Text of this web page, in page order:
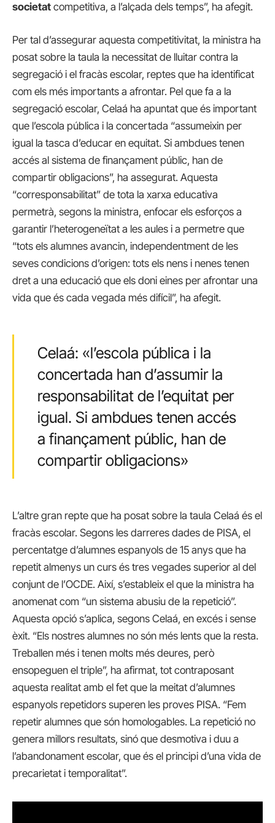
societat competitiva, a l’alçada dels temps”, ha afegit.
Per tal d’assegurar aquesta competitivitat, la ministra ha
posat sobre la taula la necessitat de lluitar contra la
segregació i el fracàs escolar, reptes que ha identificat
com els més importants a afrontar. Pel que fa a la
segregació escolar, Celaá ha apuntat que és important
que l’escola pública i la concertada “assumeixin per
igual la tasca d’educar en equitat. Si ambdues tenen
accés al sistema de finançament públic, han de
compartir obligacions”, ha assegurat. Aquesta
“corresponsabilitat” de tota la xarxa educativa
permetrà, segons la ministra, enfocar els esforços a
garantir l’heterogeneïtat a les aules i a permetre que
“tots els alumnes avancin, independentment de les
seves condicions d’origen: tots els nens i nenes tenen
dret a una educació que els doni eines per afrontar una
vida que és cada vegada més difícil”, ha afegit.
Celaá: «l’escola pública i la
concertada han d’assumir la
responsabilitat de l’equitat per
igual. Si ambdues tenen accés
a finançament públic, han de
compartir obligacions»
L’altre gran repte que ha posat sobre la taula Celaá és el
fracàs escolar. Segons les darreres dades de PISA, el
percentatge d’alumnes espanyols de 15 anys que ha
repetit almenys un curs és tres vegades superior al del
conjunt de l’OCDE. Així, s’estableix el que la ministra ha
anomenat com “un sistema abusiu de la repetició”.
Aquesta opció s’aplica, segons Celaá, en excés i sense
èxit. “Els nostres alumnes no són més lents que la resta.
Treballen més i tenen molts més deures, però
ensopeguen el triple”, ha afirmat, tot contraposant
aquesta realitat amb el fet que la meitat d’alumnes
espanyols repetidors superen les proves PISA. “Fem
repetir alumnes que són homologables. La repetició no
genera millors resultats, sinó que desmotiva i duu a
l’abandonament escolar, que és el principi d’una vida de
precarietat i temporalitat”.